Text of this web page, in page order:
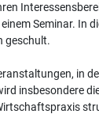
Seminar. In
geschult.
in
insbesondere